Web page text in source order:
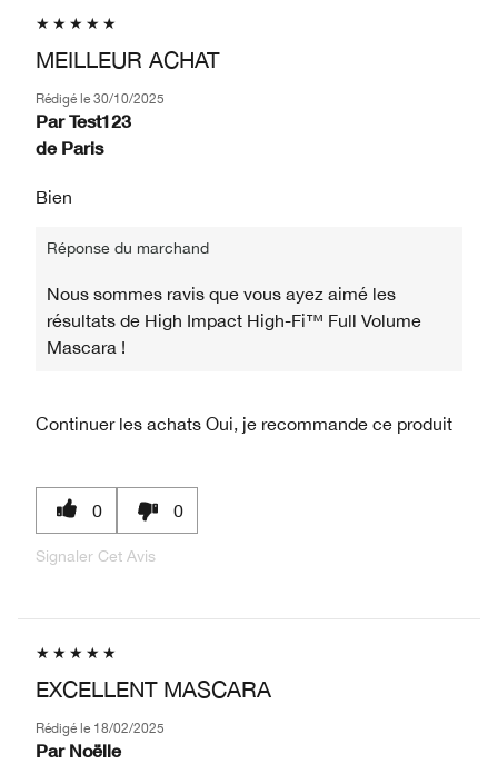
MEILLEUR ACHAT
Rédigé le 30/10/2025
Par Test123
de Paris
Bien
Réponse du marchand
Nous sommes ravis que vous ayez aimé les
résultats de High Impact High-Fi™ Full Volume
Mascara !
Continuer les achats Oui, je recommande ce produit
0 0
Signaler Cet Avis
EXCELLENT MASCARA
Rédigé le 18/02/2025
Par Noëlle